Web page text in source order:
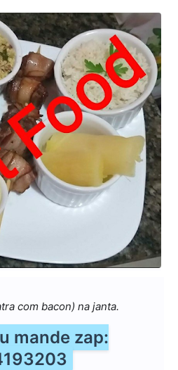
com bacon) na janta.
mande zap: